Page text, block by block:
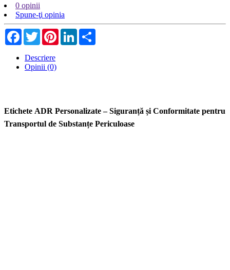
0 opinii
Spune-ţi opinia
Facebook
TwitterPinterestLinkedIn
Descriere
Opinii (0)
Etichete ADR Personalizate – Siguranță și Conformitate pentru
Transportul de Substanțe Periculoase